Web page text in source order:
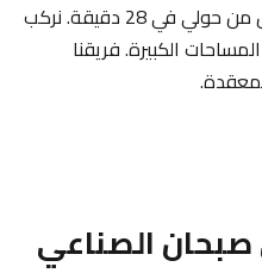
تكييف صناعية قوية وفعّالة. نصل من حولي في 28 دقيقة. نركب
الكبيرة. فريقنا
الصناعي